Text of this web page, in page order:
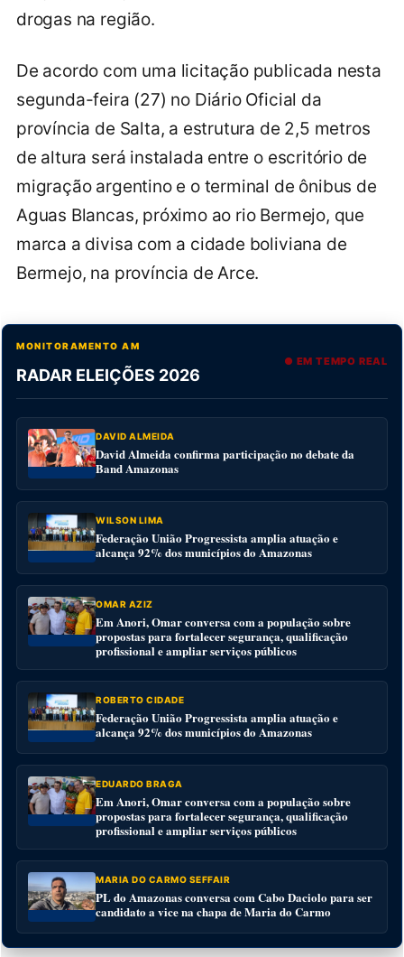
drogas na região.
De acordo com uma licitação publicada nesta
segunda-feira (27) no Diário Oficial da
província de Salta, a estrutura de 2,5 metros
de altura será instalada entre o escritório de
migração argentino e o terminal de ônibus de
Aguas Blancas, próximo ao rio Bermejo, que
marca a divisa com a cidade boliviana de
Bermejo, na província de Arce.
MONITORAMENTO AM
RADAR ELEIÇÕES 2026
● EM TEMPO REAL
DAVID ALMEIDA
David Almeida confirma participação no debate da
Band Amazonas
WILSON LIMA
Federação União Progressista amplia atuação e
alcança 92% dos municípios do Amazonas
OMAR AZIZ
Em Anori, Omar conversa com a população sobre
propostas para fortalecer segurança, qualificação
profissional e ampliar serviços públicos
ROBERTO CIDADE
Federação União Progressista amplia atuação e
alcança 92% dos municípios do Amazonas
EDUARDO BRAGA
Em Anori, Omar conversa com a população sobre
propostas para fortalecer segurança, qualificação
profissional e ampliar serviços públicos
MARIA DO CARMO SEFFAIR
PL do Amazonas conversa com Cabo Daciolo para ser
candidato a vice na chapa de Maria do Carmo